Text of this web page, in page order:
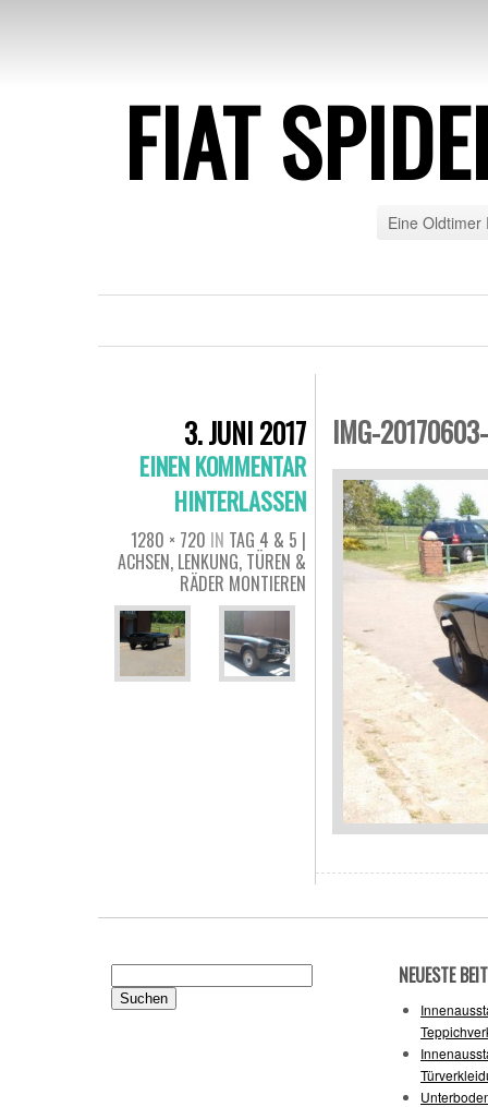
FIAT
Eine
3. JUNI 2017
EINEN KOMMENTAR
HINTERLASSEN
1280 × 720 IN TAG 4 & 5 |
ACHSEN, LENKUNG, TÜREN &
RÄDER MONTIEREN
IMG-
nach:
NEUESTE